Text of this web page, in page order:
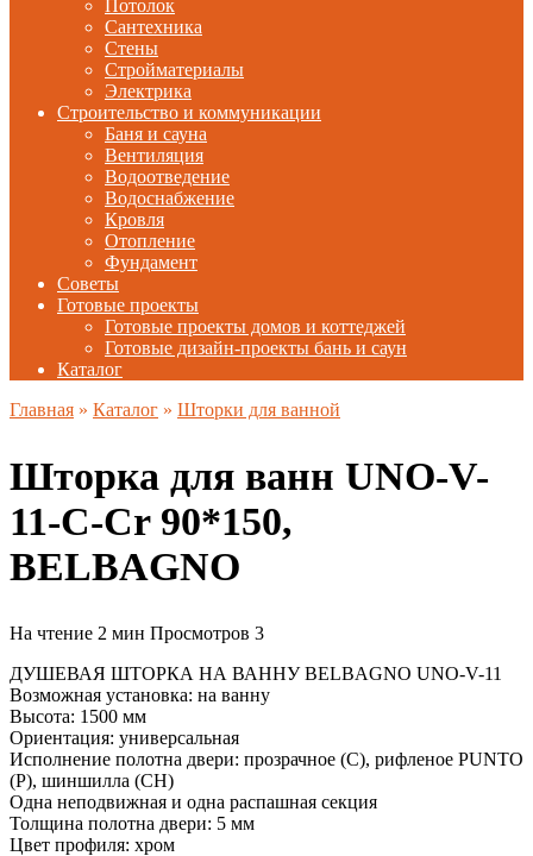
Потолок
Сантехника
Стены
Стройматериалы
Электрика
Строительство и коммуникации
Баня и сауна
Вентиляция
Водоотведение
Водоснабжение
Кровля
Отопление
Фундамент
Советы
Готовые проекты
Готовые проекты домов и коттеджей
Готовые дизайн-проекты бань и саун
Каталог
Главная » Каталог » Шторки для ванной
Шторка для ванн UNO-V-
11-C-Cr 90*150,
BELBAGNO
На чтение 2 мин Просмотров 3
ДУШЕВАЯ ШТОРКА НА ВАННУ BELBAGNO UNO-V-11
Возможная установка: на ванну
Высота: 1500 мм
Ориентация: универсальная
Исполнение полотна двери: прозрачное (C), рифленое PUNTO
(P), шиншилла (СН)
Одна неподвижная и одна распашная секция
Толщина полотна двери: 5 мм
Цвет профиля: хром